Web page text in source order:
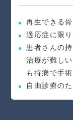
再生できる
適応症に限
患者さんの
治療が難し
も持病で手
自由診療の